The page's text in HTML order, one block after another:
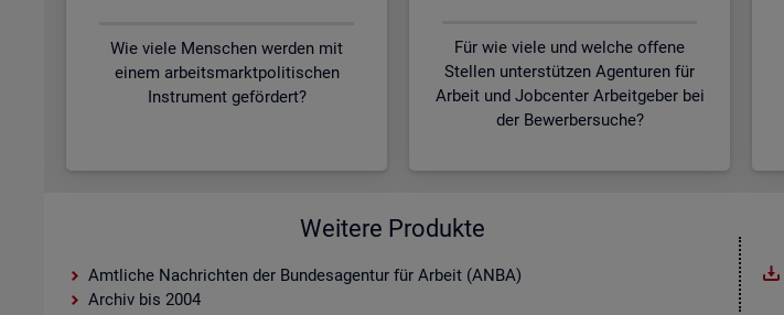
Wie viele Menschen werden mit
einem arbeitsmarktpolitischen
Instrument gefördert?
Für wie viele und welche offene
Stellen unterstützen Agenturen für
Arbeit und Jobcenter Arbeitgeber bei
der Bewerbersuche?
Weitere Produkte
Amtliche Nachrichten der Bundesagentur für Arbeit (ANBA)
Archiv bis 2004